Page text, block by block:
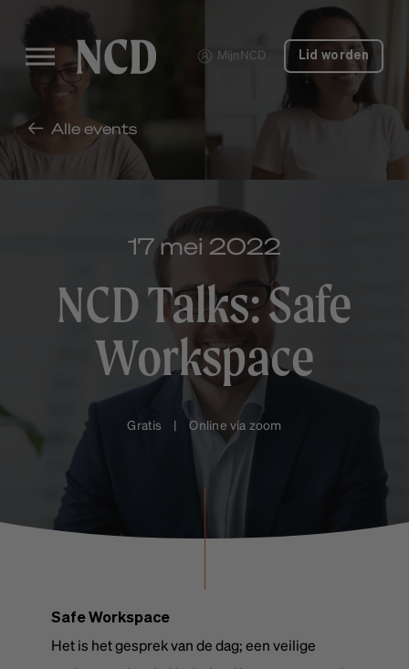
MijnNCD Lid worden
Alle events
17 mei 2022
NCD Talks: Safe
Workspace
Gratis | Online via zoom
Safe Workspace
Het is het gesprek van de dag; een veilige